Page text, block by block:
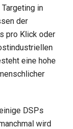
in
der
pro Klick oder
eine hohe
DSPs
wird